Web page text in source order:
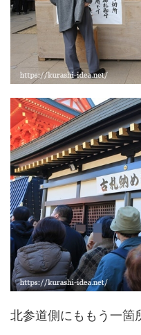
北参道側にももう一箇